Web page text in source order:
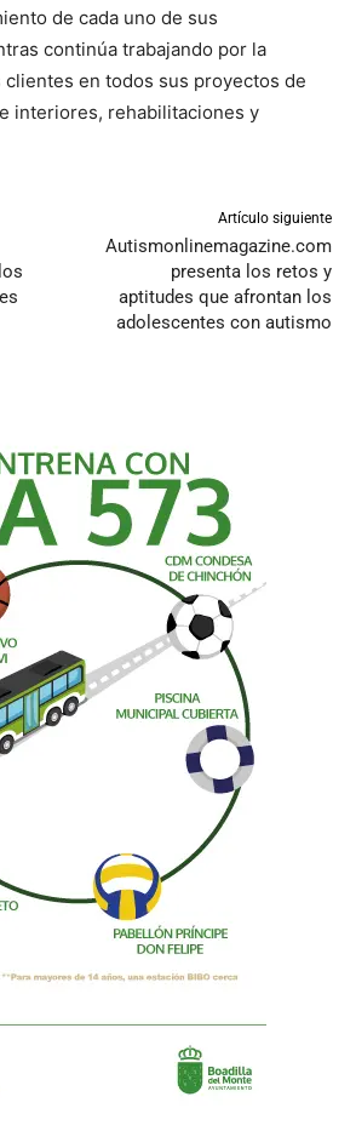
de cada uno de sus
continúa trabajando por la
clientes en todos sus proyectos de
interiores, rehabilitaciones y
Artículo siguiente
Autismonlinemagazine.com
presenta los retos y
aptitudes que afrontan los
adolescentes con autismo